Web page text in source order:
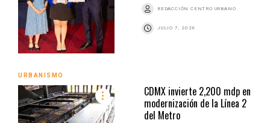
REDACCIÓN CENTRO URBANO
JULIO 7, 2026
URBANISMO
CDMX invierte 2,200 mdp en
modernización de la Línea 2
del Metro